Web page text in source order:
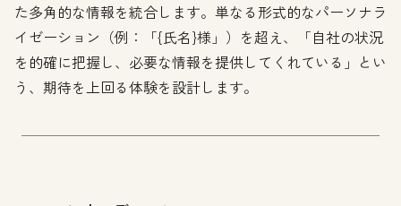
た多角的な情報を統合します。単なる形式的なパーソナラ
イゼーション（例：「{氏名}様」）を超え、「自社の状況
を的確に把握し、必要な情報を提供してくれている」とい
う、期待を上回る体験を設計します。